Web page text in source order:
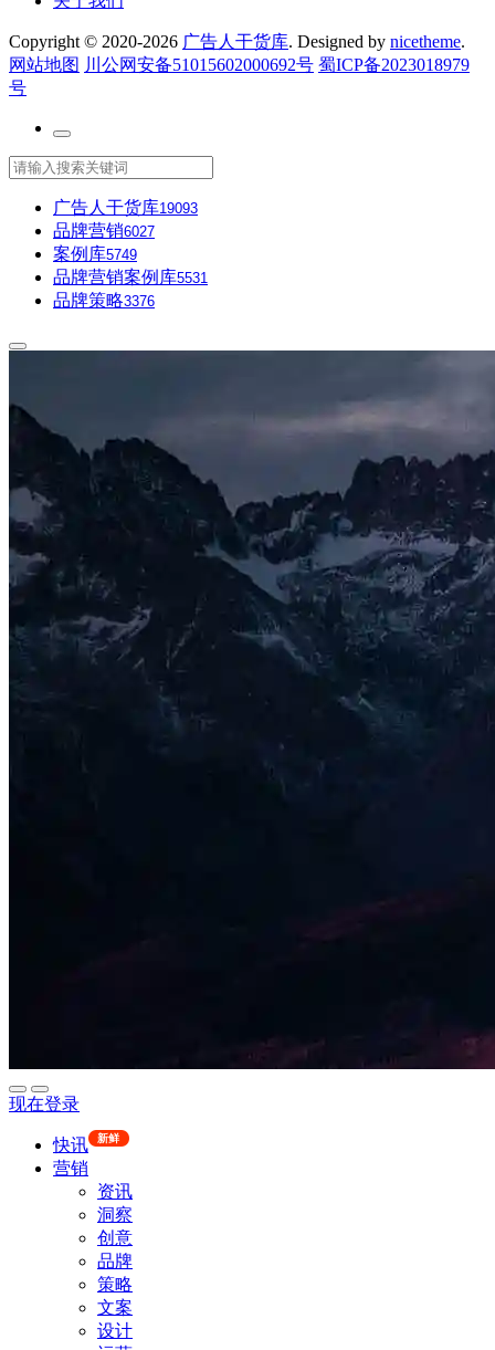
Copyright © 2020-2026 广告人干货库. Designed by nicetheme.
网站地图 川公网安备51015602000692号 蜀ICP备2023018979
号
广告人干货库19093
品牌营销6027
案例库5749
品牌营销案例库5531
品牌策略3376
现在登录
快讯 新鲜
营销
资讯
洞察
创意
品牌
策略
文案
设计